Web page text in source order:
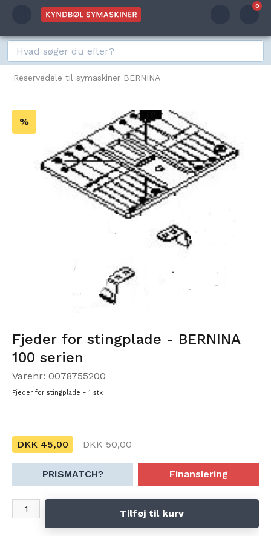
0
Reservedele til symaskiner BERNINA
%
Fjeder for stingplade - BERNINA
100 serien
Varenr: 0078755200
Fjeder for stingplade - 1 stk
DKK 45,00 DKK 50,00
PRISMATCH? Finansiering
Tilføj til kurv